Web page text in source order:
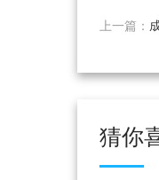
上一篇：
猜你